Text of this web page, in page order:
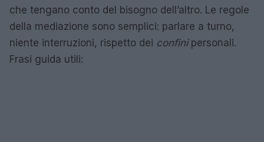
che tengano conto del bisogno dell’altro. Le regole
della mediazione sono semplici: parlare a turno,
niente interruzioni, rispetto dei confinipersonali.
Frasi guida utili: